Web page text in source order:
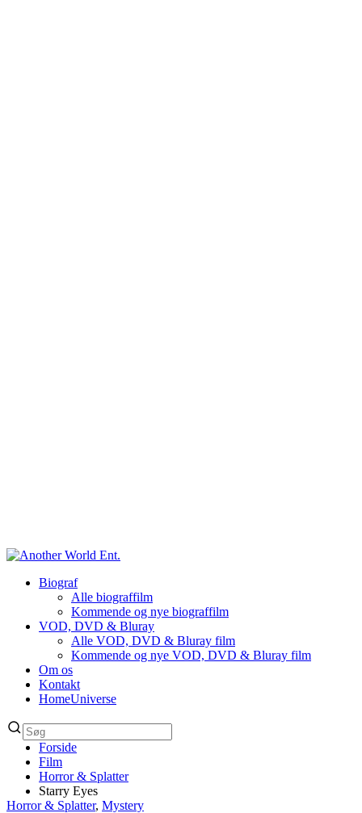
Biograf
Alle biograffilm
Kommende og nye biograffilm
VOD, DVD & Bluray
Alle VOD, DVD & Bluray film
Kommende og nye VOD, DVD & Bluray film
Om os
Kontakt
HomeUniverse
Forside
Film
Horror & Splatter
Starry Eyes
Horror & Splatter, Mystery